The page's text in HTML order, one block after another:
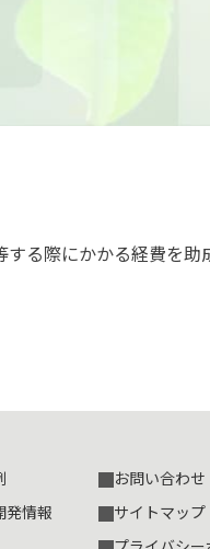
る際にかかる経費を助
発情報
お問い合わせ
サイトマップ